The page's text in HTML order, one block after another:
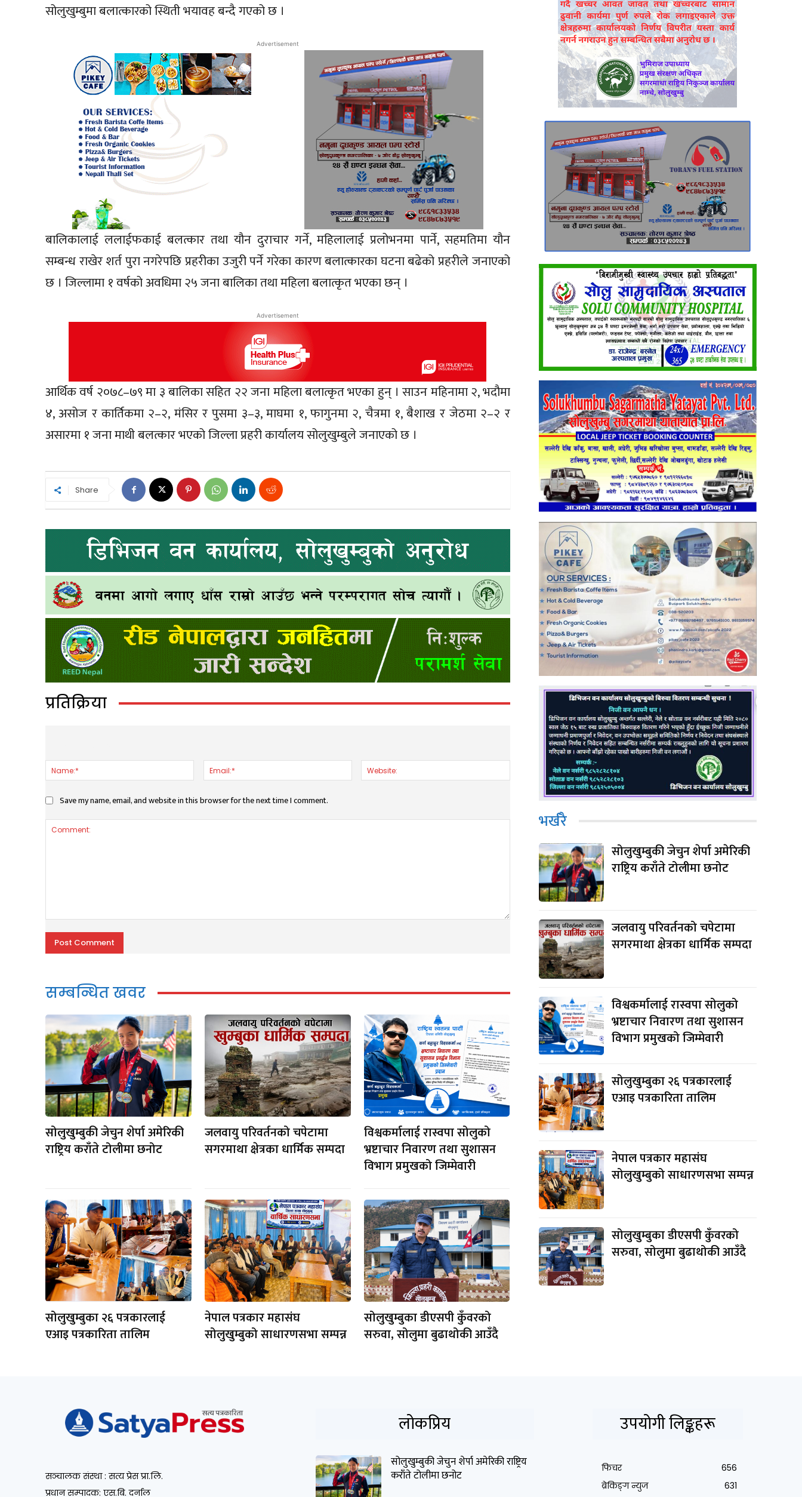
सोलुखुम्बुमा बलात्कारको स्थिती भयावह बन्दै गएको छ ।
Advertisement
बालिकालाई ललाईफकाई बलत्कार तथा यौन दुराचार गर्ने, महिलालाई प्रलोभनमा पार्ने, सहमतिमा यौन
सम्बन्ध राखेर शर्त पुरा नगरेपछि प्रहरीका उजुरी पर्ने गरेका कारण बलात्कारका घटना बढेको प्रहरीले जनाएको
छ । जिल्लामा १ वर्षको अवधिमा २५ जना बालिका तथा महिला बलात्कृत भएका छन् ।
Advertisement
आर्थिक वर्ष २०७८–७९ मा ३ बालिका सहित २२ जना महिला बलात्कृत भएका हुन् । साउन महिनामा २, भदौमा
४, असोज र कार्तिकमा २–२, मंसिर र पुसमा ३–३, माघमा १, फागुनमा २, चैत्रमा १, बैशाख र जेठमा २–२ र
असारमा १ जना माथी बलत्कार भएको जिल्ला प्रहरी कार्यालय सोलुखुम्बुले जनाएको छ ।
Share
प्रतिक्रिया
Name:* Email:*
Save my name, email, and website in this browser for the next time I comment.
सम्बन्धित खवर
सोलुखुम्बुकी जेचुन शेर्पा अमेरिकी
राष्ट्रिय कराँते टोलीमा छनोट
जलवायु परिवर्तनको चपेटामा
सगरमाथा क्षेत्रका धार्मिक सम्पदा
विश्वकर्मालाई रास्वपा सोलुको
भ्रष्टाचार निवारण तथा सुशासन
विभाग प्रमुखको जिम्मेवारी
सोलुखुम्बुका २६ पत्रकारलाई
एआइ पत्रकारिता तालिम
नेपाल पत्रकार महासंघ
सोलुखुम्बुको साधारणसभा सम्पन्न
सोलुखुम्बुका डीएसपी कुँवरको
सरुवा, सोलुमा बुढाथोकी आउँदै
भर्खरै
सोलुखुम्बुकी जेचुन शेर्पा अमेरिकी
राष्ट्रिय कराँते टोलीमा छनोट
जलवायु परिवर्तनको चपेटामा
सगरमाथा क्षेत्रका धार्मिक सम्पदा
विश्वकर्मालाई रास्वपा सोलुको
भ्रष्टाचार निवारण तथा सुशासन
विभाग प्रमुखको जिम्मेवारी
सोलुखुम्बुका २६ पत्रकारलाई
एआइ पत्रकारिता तालिम
नेपाल पत्रकार महासंघ
सोलुखुम्बुको साधारणसभा सम्पन्न
सोलुखुम्बुका डीएसपी कुँवरको
सरुवा, सोलुमा बुढाथोकी आउँदै
सञ्चालक संस्था : सत्य प्रेस प्रा.लि.
प्रधान सम्पादक: एस.बि. दर्नाल
लोकप्रिय
सोलुखुम्बुकी जेचुन शेर्पा अमेरिकी राष्ट्रिय
कराँते टोलीमा छनोट
उपयोगी लिङ्कहरू
फिचर
656
ब्रेकिङ्ग न्युज
631